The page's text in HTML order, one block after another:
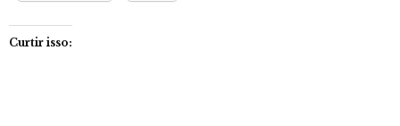
Curtir isso: